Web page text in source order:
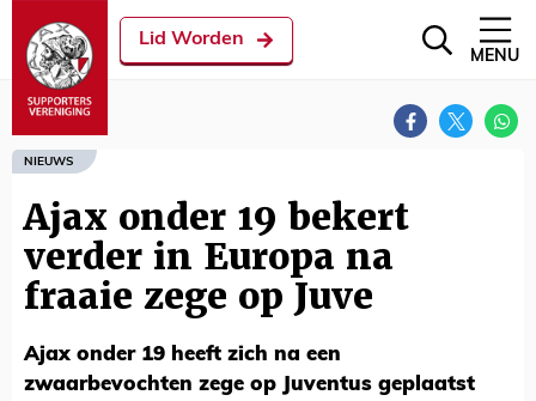
Lid Worden
MENU
NIEUWS
Ajax onder 19 bekert
verder in Europa na
fraaie zege op Juve
Ajax onder 19 heeft zich na een
zwaarbevochten zege op Juventus geplaatst